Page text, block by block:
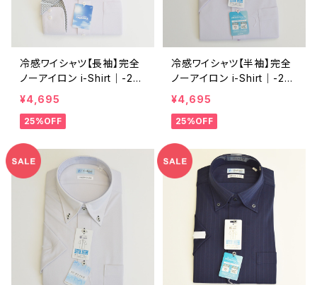
冷感ワイシャツ【長袖】完全
ノーアイロン i-Shirt｜-2℃
冷却 形態安定 レギュラー
シルエット ボタンダウン ド
ビー 裏地切替 メンズ ビジ
ピンク
¥4,695
25%OFF
冷感ワイシャツ【半袖】完全
ノーアイロン i-Shirt｜-2℃
冷却 形態安定 レギュラー
シルエット カッタウェイ ドッ
ト柄 メンズ ビジネス dhy1
¥4,695
25%OFF